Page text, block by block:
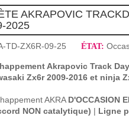
AKRAPOVIC
2025
TD-ZX6R-09-25 ÉTAT:
Akrapovic Track
Zx6r 2009-2016 et ninja
AKRA D'OCCASION
NON catalytique) | Ligne